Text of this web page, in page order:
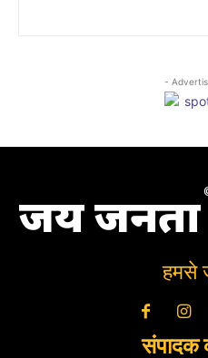
-
जय जनता
हमसे
संपादक